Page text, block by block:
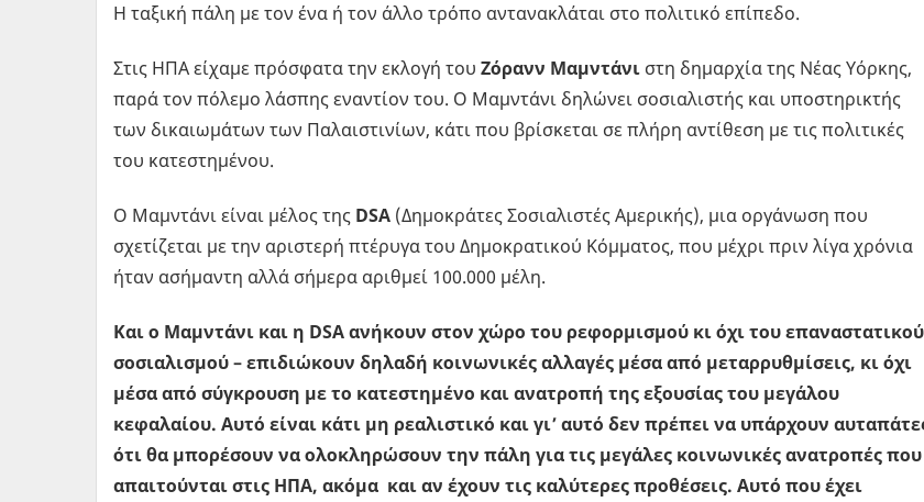
Η ταξική πάλη με τον ένα ή τον άλλο τρόπο αντανακλάται στο πολιτικό επίπεδο.
Στις ΗΠΑ είχαμε πρόσφατα την εκλογή του Ζόρανν Μαμντάνι στη δημαρχία της Νέας Υόρκης,
παρά τον πόλεμο λάσπης εναντίον του. Ο Μαμντάνι δηλώνει σοσιαλιστής και υποστηρικτής
των δικαιωμάτων των Παλαιστινίων, κάτι που βρίσκεται σε πλήρη αντίθεση με τις πολιτικές
του κατεστημένου.
Ο Μαμντάνι είναι μέλος της DSA (Δημοκράτες Σοσιαλιστές Αμερικής), μια οργάνωση που
σχετίζεται με την αριστερή πτέρυγα του Δημοκρατικού Κόμματος, που μέχρι πριν λίγα χρόνια
ήταν ασήμαντη αλλά σήμερα αριθμεί 100.000 μέλη.
Και ο Μαμντάνι και η DSA ανήκουν στον χώρο του ρεφορμισμού κι όχι του επαναστατικού
σοσιαλισμού – επιδιώκουν δηλαδή κοινωνικές αλλαγές μέσα από μεταρρυθμίσεις, κι όχι
μέσα από σύγκρουση με το κατεστημένο και ανατροπή της εξουσίας του μεγάλου
κεφαλαίου. Αυτό είναι κάτι μη ρεαλιστικό και γι’ αυτό δεν πρέπει να υπάρχουν
ότι θα μπορέσουν να ολοκληρώσουν την πάλη για τις μεγάλες κοινωνικές ανατροπές που
απαιτούνται στις ΗΠΑ, ακόμα και αν έχουν τις καλύτερες προθέσεις. Αυτό που έχει